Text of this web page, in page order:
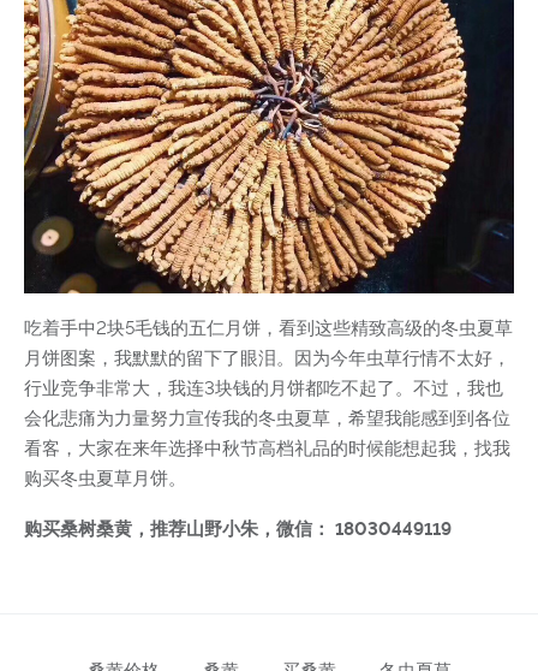
吃着手中2块5毛钱的五仁月饼，看到这些精致高级的冬虫夏草
月饼图案，我默默的留下了眼泪。因为今年虫草行情不太好，
行业竞争非常大，我连3块钱的月饼都吃不起了。不过，我也
会化悲痛为力量努力宣传我的冬虫夏草，希望我能感到到各位
看客，大家在来年选择中秋节高档礼品的时候能想起我，找我
购买冬虫夏草月饼。
购买桑树桑黄，推荐山野小朱，微信： 18030449119